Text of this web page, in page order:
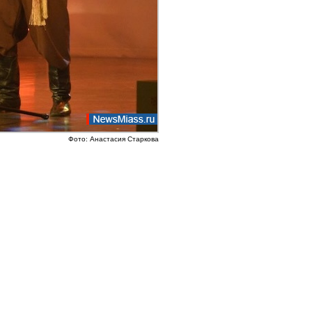
Фото: Анастасия Старкова